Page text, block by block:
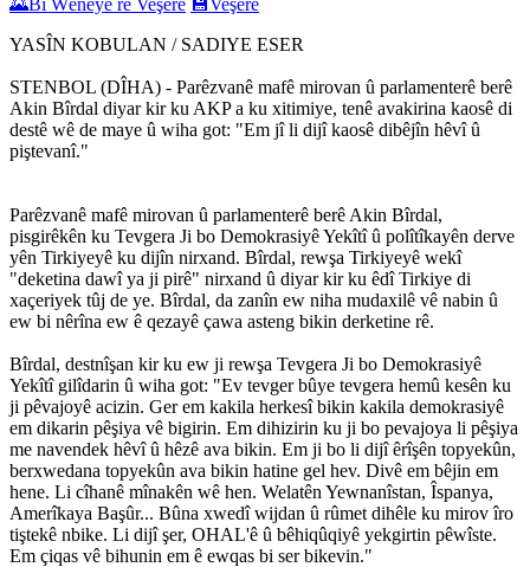
YASÎN KOBULAN / SADIYE ESER
STENBOL (DÎHA) - Parêzvanê mafê mirovan û parlamenterê berê
Akin Bîrdal diyar kir ku AKP a ku xitimiye, tenê avakirina kaosê di
destê wê de maye û wiha got: "Em jî li dijî kaosê dibêjîn hêvî û
piştevanî."
Parêzvanê mafê mirovan û parlamenterê berê Akin Bîrdal,
pisgirêkên ku Tevgera Ji bo Demokrasiyê Yekîtî û polîtîkayên derve
yên Tirkiyeyê ku dijîn nirxand. Bîrdal, rewşa Tirkiyeyê wekî
"deketina dawî ya ji pirê" nirxand û diyar kir ku êdî Tirkiye di
xaçeriyek tûj de ye. Bîrdal, da zanîn ew niha mudaxilê vê nabin û
ew bi nêrîna ew ê qezayê çawa asteng bikin derketine rê.
Bîrdal, destnîşan kir ku ew ji rewşa Tevgera Ji bo Demokrasiyê
Yekîtî gilîdarin û wiha got: "Ev tevger bûye tevgera hemû kesên ku
ji pêvajoyê acizin. Ger em kakila herkesî bikin kakila demokrasiyê
em dikarin pêşiya vê bigirin. Em dihizirin ku ji bo pevajoya li pêşiya
me navendek hêvî û hêzê ava bikin. Em ji bo li dijî êrîşên topyekûn,
berxwedana topyekûn ava bikin hatine gel hev. Divê em bêjin em
hene. Li cîhanê mînakên wê hen. Welatên Yewnanîstan, Îspanya,
Amerîkaya Başûr... Bûna xwedî wijdan û rûmet dihêle ku mirov îro
tiştekê nbike. Li dijî şer, OHAL'ê û bêhiqûqiyê yekgirtin pêwîste.
Em çiqas vê bihunin em ê ewqas bi ser bikevin."